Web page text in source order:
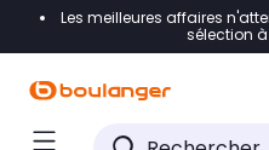
Accéder directement à la
Accéder directement au
Les meilleures affaires
sélection